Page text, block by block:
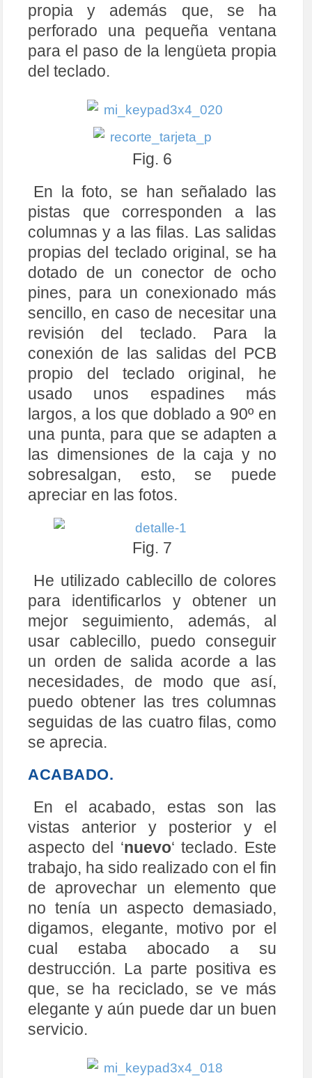
propia y además que, se ha
perforado una pequeña ventana
para el paso de la lengüeta propia
del teclado.
Fig. 6
En la foto, se han señalado las
pistas que corresponden a las
columnas y a las filas. Las salidas
propias del teclado original, se ha
dotado de un conector de ocho
pines, para un conexionado más
sencillo, en caso de necesitar una
revisión del teclado. Para la
conexión de las salidas del PCB
propio del teclado original, he
usado unos espadines más
largos, a los que doblado a 90º en
una punta, para que se adapten a
las dimensiones de la caja y no
sobresalgan, esto, se puede
apreciar en las fotos.
Fig. 7
He utilizado cablecillo de colores
para identificarlos y obtener un
mejor seguimiento, además, al
usar cablecillo, puedo conseguir
un orden de salida acorde a las
necesidades, de modo que así,
puedo obtener las tres columnas
seguidas de las cuatro filas, como
se aprecia.
ACABADO.
En el acabado, estas son las
vistas anterior y posterior y el
aspecto del ‘nuevo‘ teclado. Este
trabajo, ha sido realizado con el fin
de aprovechar un elemento que
no tenía un aspecto demasiado,
digamos, elegante, motivo por el
cual estaba abocado a su
destrucción. La parte positiva es
que, se ha reciclado, se ve más
elegante y aún puede dar un buen
servicio.